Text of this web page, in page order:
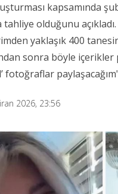
kapsamında
olduğunu
yaklaşık 400
sonra böyle
fotoğraflar
2026, 23:56